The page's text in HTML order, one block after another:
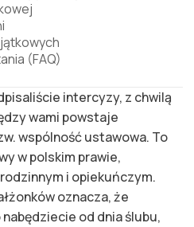
(FAQ)
intercyzy, z chwilą
wami powstaje
wspólność ustawowa. To
w polskim prawie,
i opiekuńczym.
oznacza, że
od dnia ślubu,